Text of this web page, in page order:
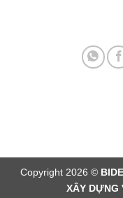
Copyright 2026 ©
XÂY DỰNG